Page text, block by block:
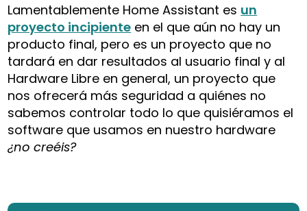
Lamentablemente Home Assistant es un
proyecto incipiente en el que aún no hay un
producto final, pero es un proyecto que no
tardará en dar resultados al usuario final y al
Hardware Libre en general, un proyecto que
nos ofrecerá más seguridad a quiénes no
sabemos controlar todo lo que quisiéramos el
software que usamos en nuestro hardware
¿no creéis?